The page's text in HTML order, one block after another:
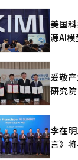
美国
源AI
爱敬
研究
李在
言》